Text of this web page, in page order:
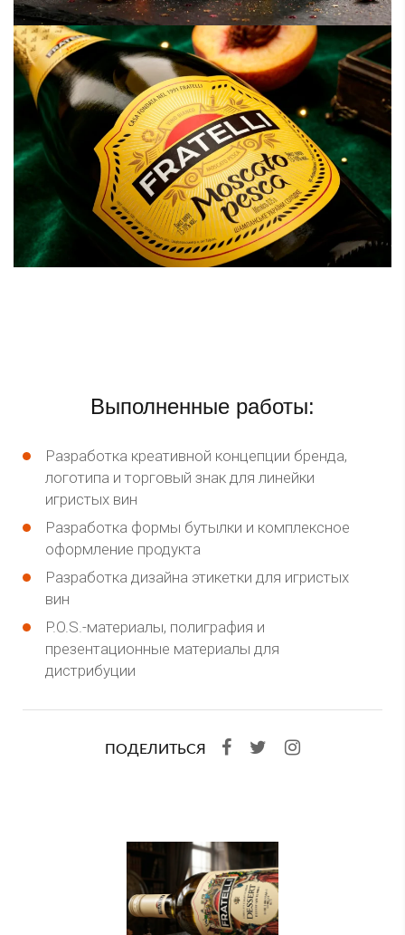
Выполненные работы:
Разработка креативной концепции бренда,
логотипа и торговый знак для линейки
игристых вин
Разработка формы бутылки и комплексное
оформление продукта
Разработка дизайна этикетки для игристых
вин
P.O.S.-материалы, полиграфия и
презентационные материалы для
дистрибуции
ПОДЕЛИТЬСЯ